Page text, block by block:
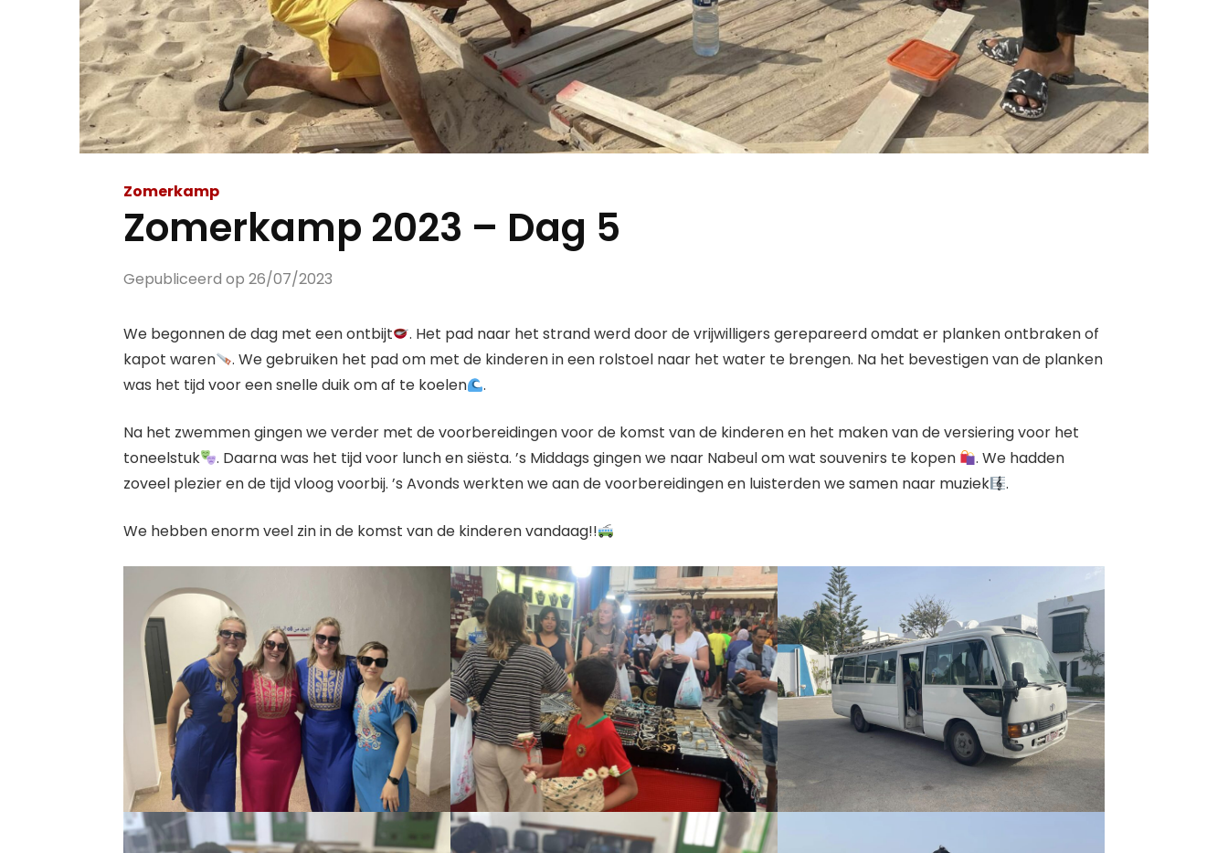
Zomerkamp
Zomerkamp 2023 – Dag 5
Gepubliceerd op 26/07/2023
We begonnen de dag met een ontbijt
. Het pad naar het strand werd door de vrijwilligers gerepareerd omdat er planken ontbraken of
kapot waren
. We gebruiken het pad om met de kinderen in een rolstoel naar het water te brengen. Na het bevestigen van de planken
was het tijd voor een snelle duik om af te koelen
.
Na het zwemmen gingen we verder met de voorbereidingen voor de komst van de kinderen en het maken van de versiering voor het
toneelstuk
. Daarna was het tijd voor lunch en siësta. ’s Middags gingen we naar Nabeul om wat souvenirs te kopen
. We hadden
zoveel plezier en de tijd vloog voorbij. ’s Avonds werkten we aan de voorbereidingen en luisterden we samen naar muziek
.
We hebben enorm veel zin in de komst van de kinderen vandaag!!